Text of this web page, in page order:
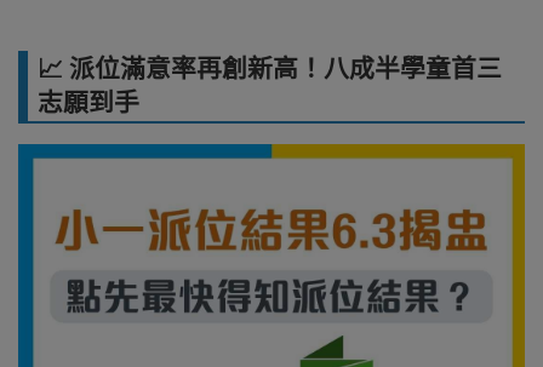
📈 派位滿意率再創新高！八成半學童首三
志願到手